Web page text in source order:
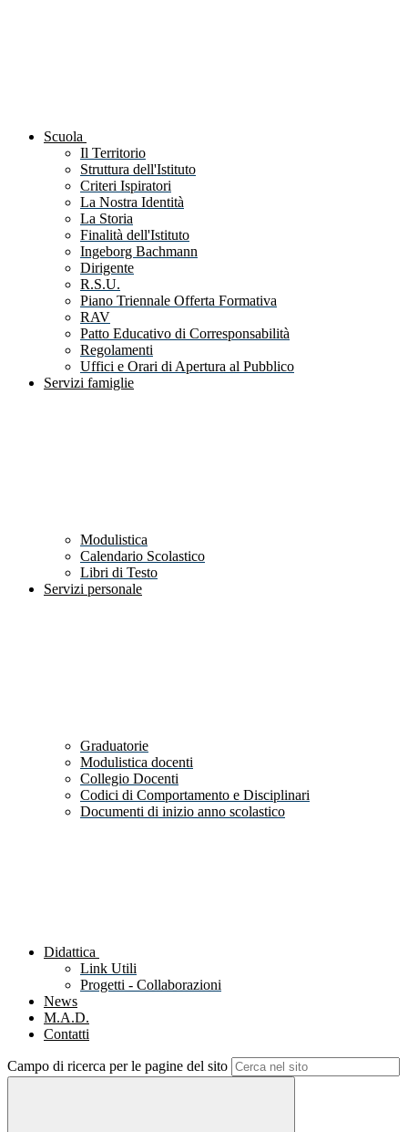
Scuola
Il Territorio
Struttura dell'Istituto
Criteri Ispiratori
La Nostra Identità
La Storia
Finalità dell'Istituto
Ingeborg Bachmann
Dirigente
R.S.U.
Piano Triennale Offerta Formativa
RAV
Patto Educativo di Corresponsabilità
Regolamenti
Uffici e Orari di Apertura al Pubblico
Servizi famiglie
Modulistica
Calendario Scolastico
Libri di Testo
Servizi personale
Graduatorie
Modulistica docenti
Collegio Docenti
Codici di Comportamento e Disciplinari
Documenti di inizio anno scolastico
Didattica
Link Utili
Progetti - Collaborazioni
News
M.A.D.
Contatti
Campo di ricerca per le pagine del sito